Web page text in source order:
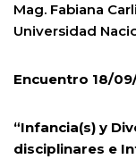
Mag. Fabiana
Universidad
Encuentro 18/
“Infancia(s) y
disciplinares e